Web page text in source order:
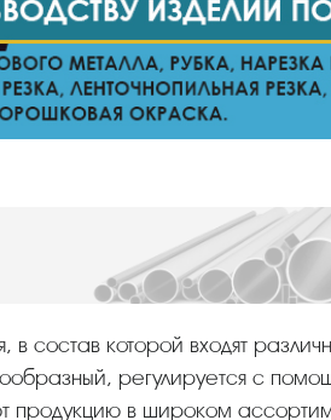
регулируется с
продукцию в широком